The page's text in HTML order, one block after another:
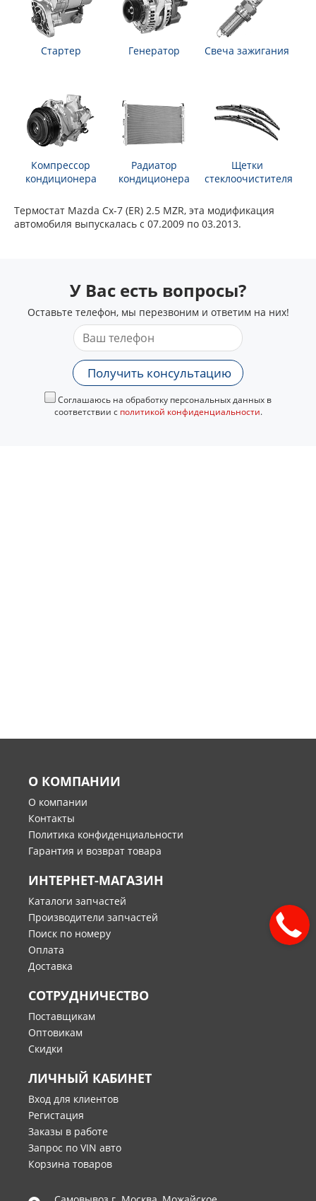
Стартер Генератор Свеча зажигания
Компрессор
кондиционера
Радиатор
кондиционера
Щетки
стеклоочистителя
Термостат Mazda Cx-7 (ER) 2.5 MZR, эта модификация
автомобиля выпускалась с 07.2009 по 03.2013.
У Вас есть вопросы?
Оставьте телефон, мы перезвоним и ответим на них!
Получить консультацию
Соглашаюсь на обработку персональных данных в
соответствии с политикой конфиденциальности.
О КОМПАНИИ
О компании
Контакты
Политика конфиденциальности
Гарантия и возврат товара
ИНТЕРНЕТ-МАГАЗИН
Каталоги запчастей
Производители запчастей
Поиск по номеру
Оплата
Доставка
СОТРУДНИЧЕСТВО
Поставщикам
Оптовикам
Скидки
ЛИЧНЫЙ КАБИНЕТ
Вход для клиентов
Регистация
Заказы в работе
Запрос по VIN авто
Корзина товаров